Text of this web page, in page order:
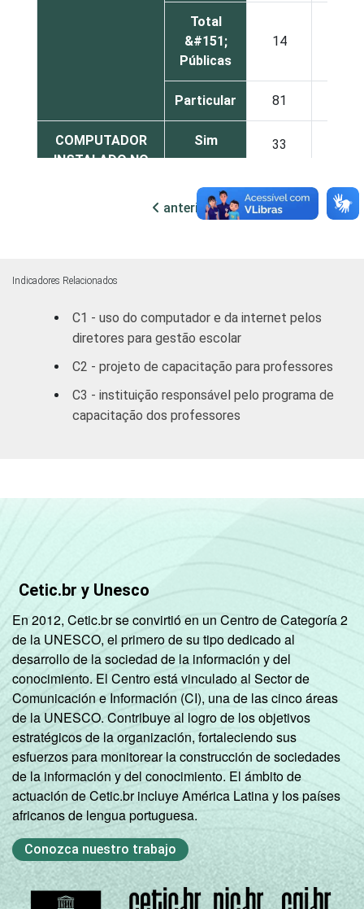
Total
&#151;
Públicas
14
Particular 81
COMPUTADOR
INSTALADO NO
Sim 33
Não 19 28
LABORATÓRIO
1Base: 266 escolas em que há projeto ou
programa de capacitação dos professores.
Respostas múltiplas e estimuladas.
Fonte: NIC.br - out/dez 2011
anterior próxima
Indicadores Relacionados
C1 - uso do computador e da internet pelos
diretores para gestão escolar
C2 - projeto de capacitação para professores
C3 - instituição responsável pelo programa de
capacitação dos professores
Cetic.br y Unesco
En 2012, Cetic.br se convirtió en un Centro de Categoría 2
de la UNESCO, el primero de su tipo dedicado al
desarrollo de la sociedad de la información y del
conocimiento. El Centro está vinculado al Sector de
Comunicación e Información (CI), una de las cinco áreas
de la UNESCO. Contribuye al logro de los objetivos
estratégicos de la organización, fortaleciendo sus
esfuerzos para monitorear la construcción de sociedades
de la información y del conocimiento. El ámbito de
actuación de Cetic.br incluye América Latina y los países
africanos de lengua portuguesa.
Conozca nuestro trabajo